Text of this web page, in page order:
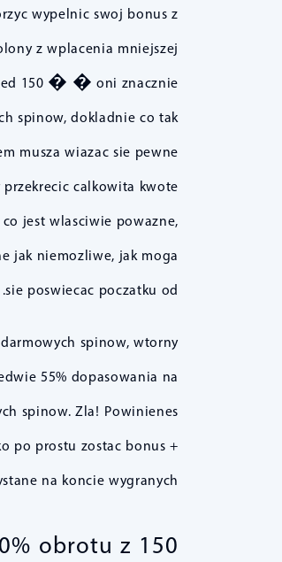
wypelnic swoj bonus z
z wplacenia mniejszej
150 � � oni znacznie
spinow, dokladnie co tak
musza wiazac sie pewne
calkowita kwote
jest wlasciwie powazne,
jak niemozliwe, jak moga
sie poswiecac poczatku od.
spinow, wtorny
55% dopasowania na
spinow. Zla! Powinienes
po prostu zostac bonus +
na koncie wygranych.
obrotu z 150�